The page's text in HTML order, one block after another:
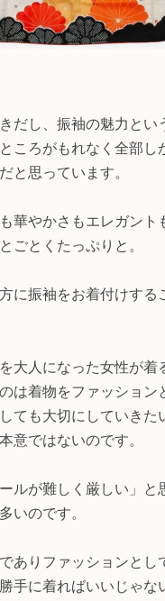
だし、振袖の魅力とい
ころがもれなく全部し
と思っています。
華やかさもエレガント
ごとくたっぷりと。
に振袖をお着付けする
大人になった女性が着
は着物をファッション
ても大切にしていきた
意ではないのです。
ルが難しく厳しい」と
いのです。
ありファッションとし
手に着ればいいじゃな